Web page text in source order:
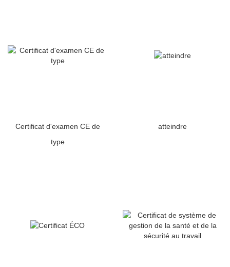
Certificat d'examen CE de
type
atteindre